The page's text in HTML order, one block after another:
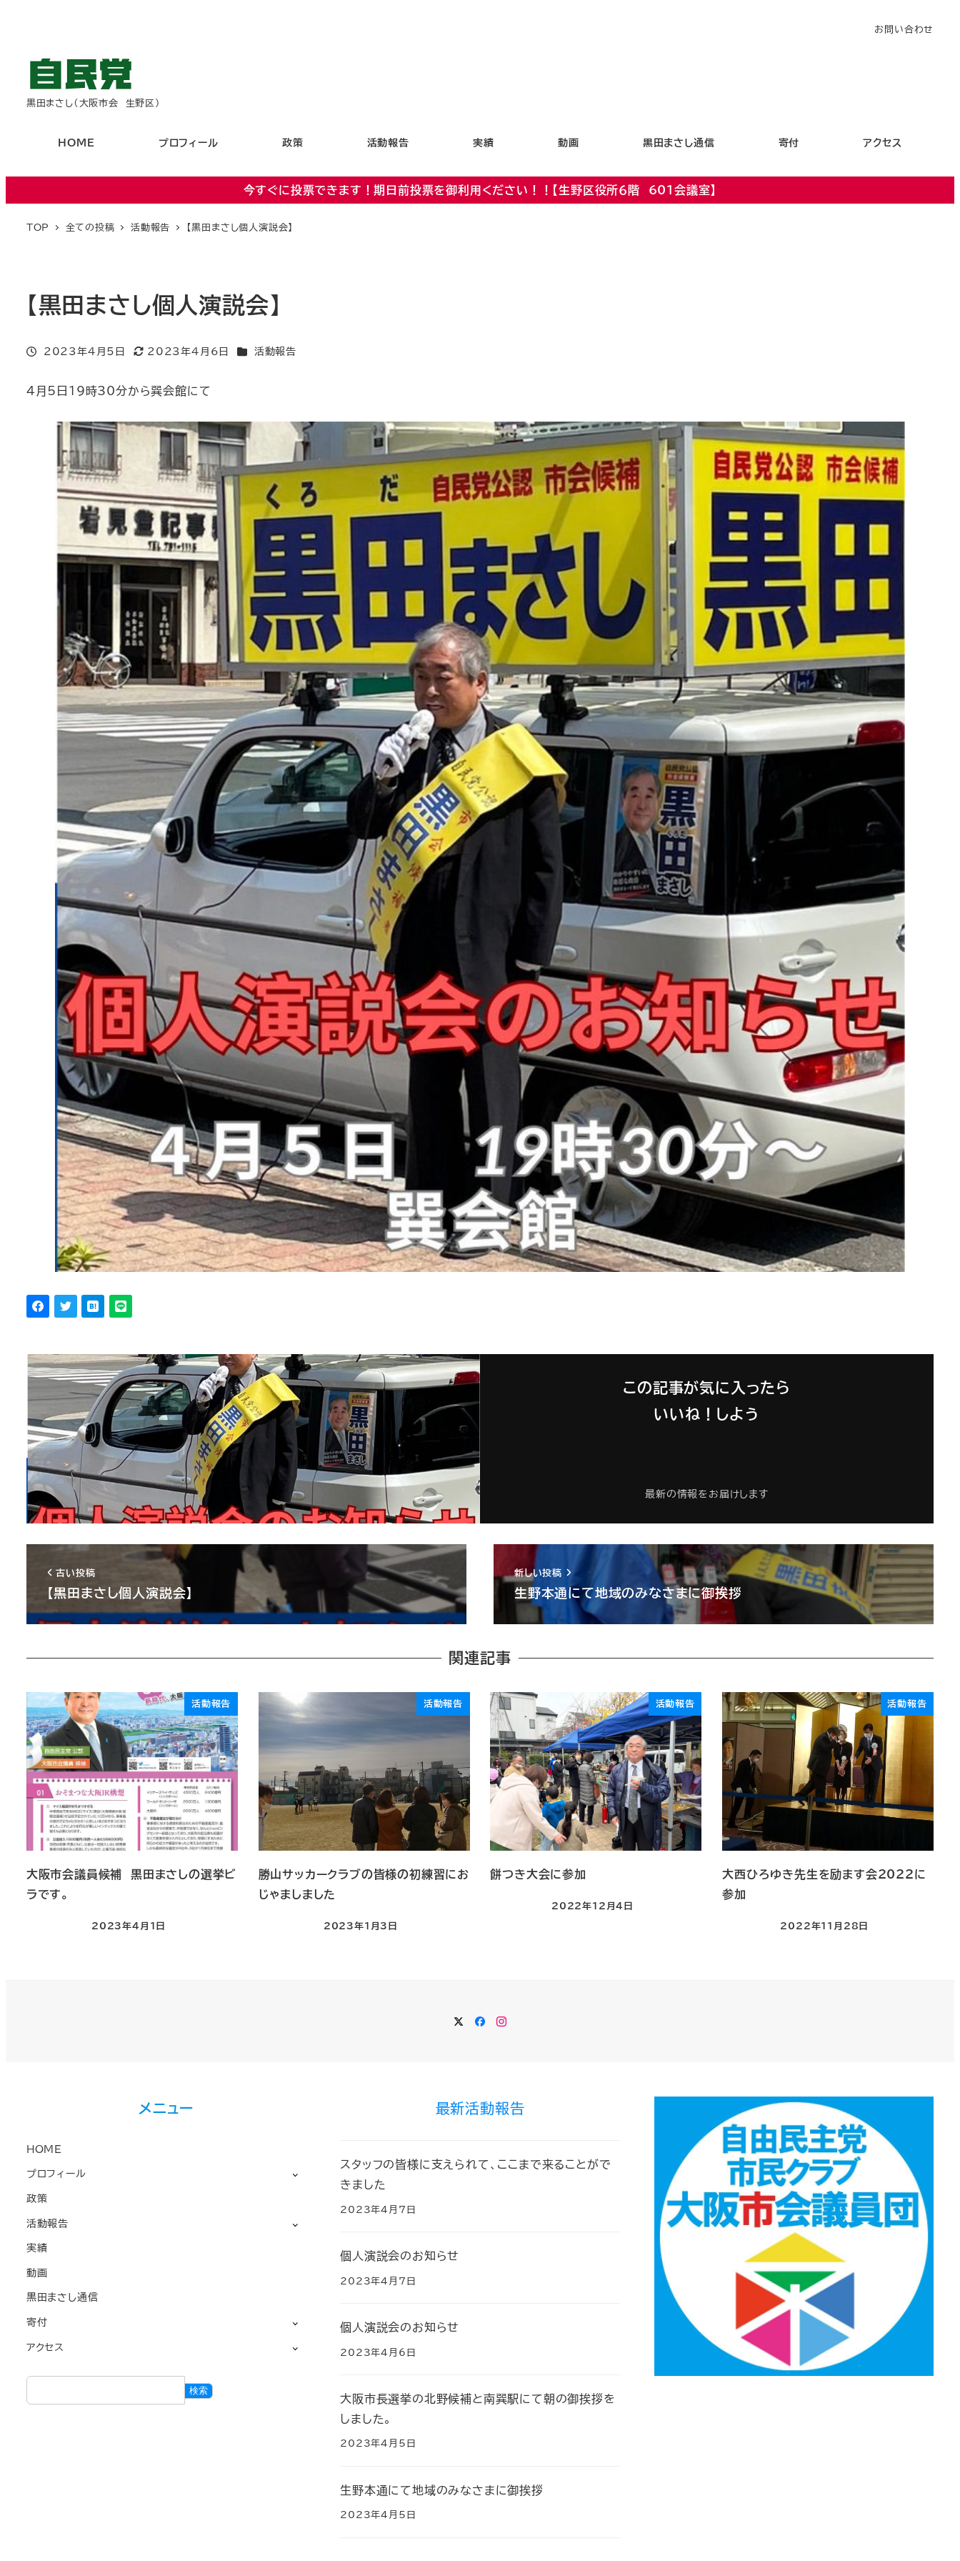
お問い合わせ
黒田まさし（大阪市会 生野区）
HOME プロフィール 政策 活動報告 実績 動画 黒田まさし通信 寄付 アクセス
今すぐに投票できます！期日前投票を御利用ください！！【生野区役所６階 601会議室】
TOP 全ての投稿 活動報告 【黒田まさし個人演説会】
【黒田まさし個人演説会】
投稿日
2023年4月5日
更新日
2023年4月6日 カテゴリー
活動報告
4月5日19時30分から巽会館にて
この記事が気に入ったら
いいね！しよう
最新の情報をお届けします
古い投稿
【黒田まさし個人演説会】
新しい投稿
生野本通にて地域のみなさまに御挨拶
関連記事
活動報告
大阪市会議員候補 黒田まさしの選挙ビ
ラです。
2023年4月1日
活動報告
勝山サッカークラブの皆様の初練習にお
じゃましました
2023年1月3日
活動報告
餅つき大会に参加
2022年12月4日
活動報告
大西ひろゆき先生を励ます会2022に
参加
2022年11月28日
Twitter
Facebook
Instagram
メニュー
HOME
プロフィール
政策
活動報告
実績
動画
黒田まさし通信
寄付
アクセス
索
検索
最新活動報告
スタッフの皆様に支えられて、ここまで来ることがで
きました
2023年4月7日
個人演説会のお知らせ
2023年4月7日
個人演説会のお知らせ
2023年4月6日
大阪市長選挙の北野候補と南巽駅にて朝の御挨拶を
しました。
2023年4月5日
生野本通にて地域のみなさまに御挨拶
2023年4月5日